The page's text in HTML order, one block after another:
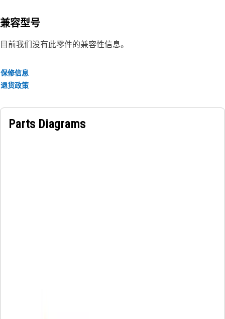
兼容型号
目前我们没有此零件的兼容性信息。
保修信息
退货政策
Parts Diagrams